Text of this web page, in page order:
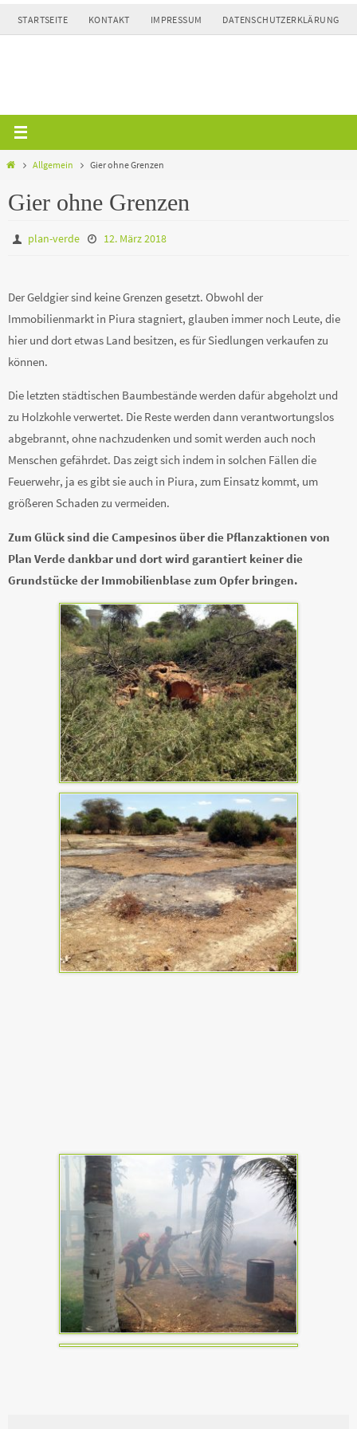
Zum
Inhalt
STARTSEITE KONTAKT IMPRESSUM DATENSCHUTZERKLÄRUNG
HomeAllgemein Gier ohne Grenzen
Gier ohne Grenzen
plan-verde 12. März 2018
Der Geldgier sind keine Grenzen gesetzt. Obwohl der
Immobilienmarkt in Piura stagniert, glauben immer noch Leute, die
hier und dort etwas Land besitzen, es für Siedlungen verkaufen zu
können.
Die letzten städtischen Baumbestände werden dafür abgeholzt und
zu Holzkohle verwertet. Die Reste werden dann verantwortungslos
abgebrannt, ohne nachzudenken und somit werden auch noch
Menschen gefährdet. Das zeigt sich indem in solchen Fällen die
Feuerwehr, ja es gibt sie auch in Piura, zum Einsatz kommt, um
größeren Schaden zu vermeiden.
Zum Glück sind die Campesinos über die Pflanzaktionen von
Plan Verde dankbar und dort wird garantiert keiner die
Grundstücke der Immobilienblase zum Opfer bringen.